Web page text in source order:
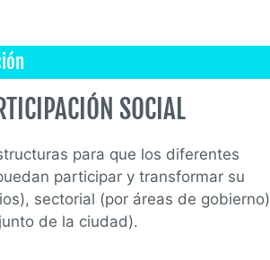
SOCIAL
para que los diferentes
participar y transformar su
sectorial (por áreas de gobierno)
de la ciudad).